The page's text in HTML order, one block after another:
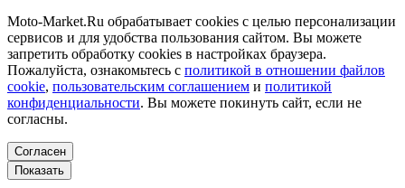
Moto-Market.Ru обрабатывает сookies с целью персонализации
сервисов и для удобства пользования сайтом. Вы можете
запретить обработку сookies в настройках браузера.
Пожалуйста, ознакомьтесь с политикой в отношении файлов
cookie, пользовательским соглашением и политикой
конфиденциальности. Вы можете покинуть сайт, если не
согласны.
Согласен
Показать